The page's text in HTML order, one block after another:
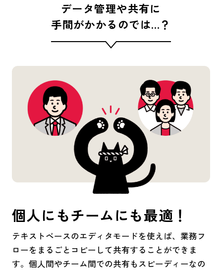
データ管理や共有に
手間がかかるのでは…？
個人にもチームにも最適！
テキストベースのエディタモードを使えば、業務フ
ローをまるごとコピーして共有することができま
す。個人間やチーム間での共有もスピーディーなの